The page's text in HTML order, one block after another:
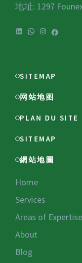
地址: 1297
LinkedIn
WhatsApp
Instagram
Facebook
SITEMAP
网站地图
PLAN DU SITE
SITEMAP
網站地圖
Home
Services
Areas of Expertise
About
Blog